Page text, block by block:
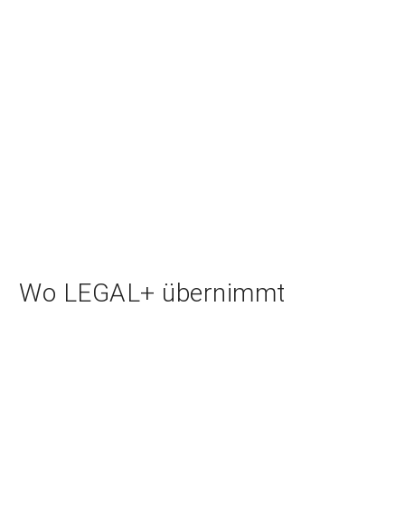
Wo LEGAL+ übernimmt